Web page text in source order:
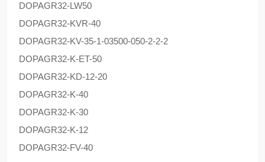
DOPAGR32-LW50
DOPAGR32-KVR-40
DOPAGR32-KV-35-1-03500-050-2-2-2
DOPAGR32-K-ET-50
DOPAGR32-KD-12-20
DOPAGR32-K-40
DOPAGR32-K-30
DOPAGR32-K-12
DOPAGR32-FV-40